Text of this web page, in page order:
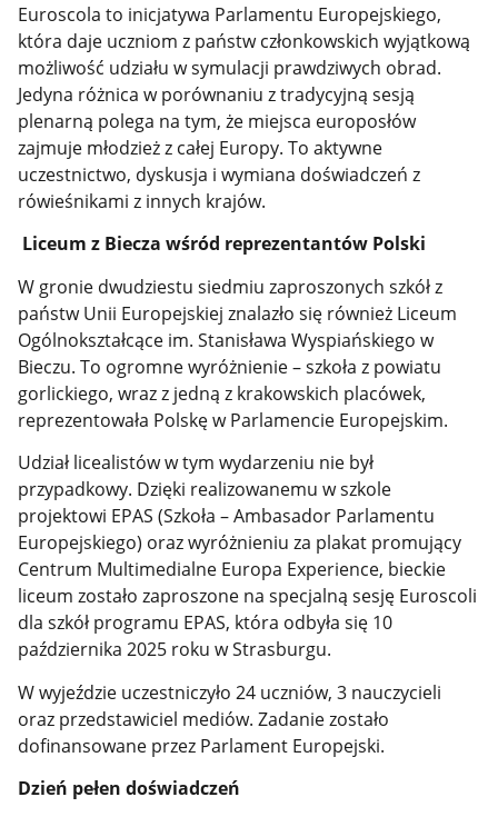
Euroscola to inicjatywa Parlamentu Europejskiego,
która daje uczniom z państw członkowskich wyjątkową
możliwość udziału w symulacji prawdziwych obrad.
Jedyna różnica w porównaniu z tradycyjną sesją
plenarną polega na tym, że miejsca europosłów
zajmuje młodzież z całej Europy. To aktywne
uczestnictwo, dyskusja i wymiana doświadczeń z
rówieśnikami z innych krajów.
Liceum z Biecza wśród reprezentantów Polski
W gronie dwudziestu siedmiu zaproszonych szkół z
państw Unii Europejskiej znalazło się również Liceum
Ogólnokształcące im. Stanisława Wyspiańskiego w
Bieczu. To ogromne wyróżnienie – szkoła z powiatu
gorlickiego, wraz z jedną z krakowskich placówek,
reprezentowała Polskę w Parlamencie Europejskim.
Udział licealistów w tym wydarzeniu nie był
przypadkowy. Dzięki realizowanemu w szkole
projektowi EPAS (Szkoła – Ambasador Parlamentu
Europejskiego) oraz wyróżnieniu za plakat promujący
Centrum Multimedialne Europa Experience, bieckie
liceum zostało zaproszone na specjalną sesję Euroscoli
dla szkół programu EPAS, która odbyła się 10
października 2025 roku w Strasburgu.
W wyjeździe uczestniczyło 24 uczniów, 3 nauczycieli
oraz przedstawiciel mediów. Zadanie zostało
dofinansowane przez Parlament Europejski.
Dzień pełen doświadczeń